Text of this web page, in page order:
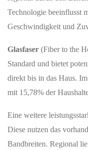
Technologie beeinflusst
Geschwindigkeit und
Glasfaser (Fiber to the
Standard und bietet
direkt bis in das Haus.
mit 15,78% der
Eine weitere
Diese nutzen das
Bandbreiten. Regional